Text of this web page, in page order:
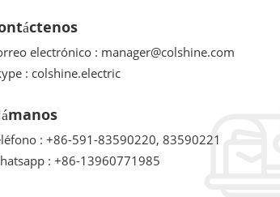
electrónico : manager@colshine.com
: colshine.electric
: +86-591-83590220, 83590221
: +86-13960771985